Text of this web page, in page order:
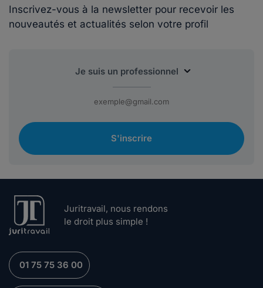
Inscrivez-vous à la newsletter pour recevoir les
nouveautés et actualités selon votre profil
S'inscrire
Juritravail, nous rendons
le droit plus simple !
01 75 75 36 00